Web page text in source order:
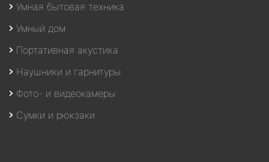
Умная бытовая техника
Умный дом
Портативная акустика
Наушники и гарнитуры
Фото- и видеокамеры
Сумки и рюкзаки